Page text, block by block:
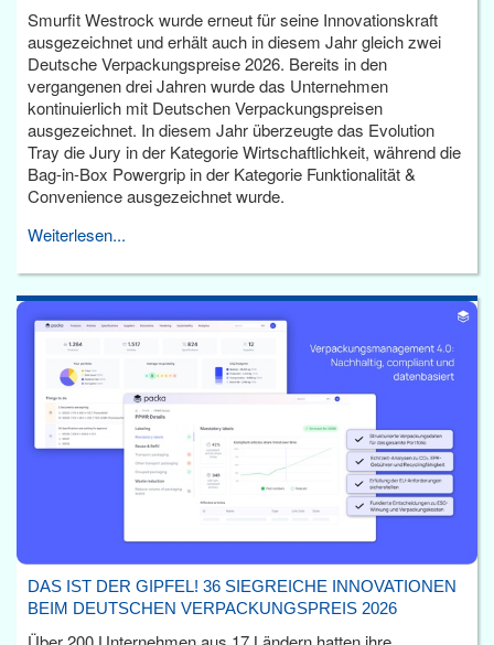
Smurfit Westrock wurde erneut für seine Innovationskraft
ausgezeichnet und erhält auch in diesem Jahr gleich zwei
Deutsche Verpackungspreise 2026. Bereits in den
vergangenen drei Jahren wurde das Unternehmen
kontinuierlich mit Deutschen Verpackungspreisen
ausgezeichnet. In diesem Jahr überzeugte das Evolution
Tray die Jury in der Kategorie Wirtschaftlichkeit, während die
Bag-in-Box Powergrip in der Kategorie Funktionalität &
Convenience ausgezeichnet wurde.
Weiterlesen...
DAS IST DER GIPFEL! 36 SIEGREICHE INNOVATIONEN
BEIM DEUTSCHEN VERPACKUNGSPREIS 2026